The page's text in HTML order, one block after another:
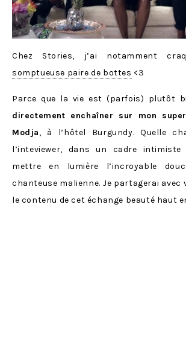
Chez Stories, j’ai notamment
somptueuse paire de bottes <3
Parce que la vie est (parfois) plutôt
directement enchaîner sur mon
Modja, à l’hôtel Burgundy. Quelle
l’inteviewer, dans un cadre
mettre en lumière l’incroyable
chanteuse malienne. Je partagerai
le contenu de cet échange beauté haut